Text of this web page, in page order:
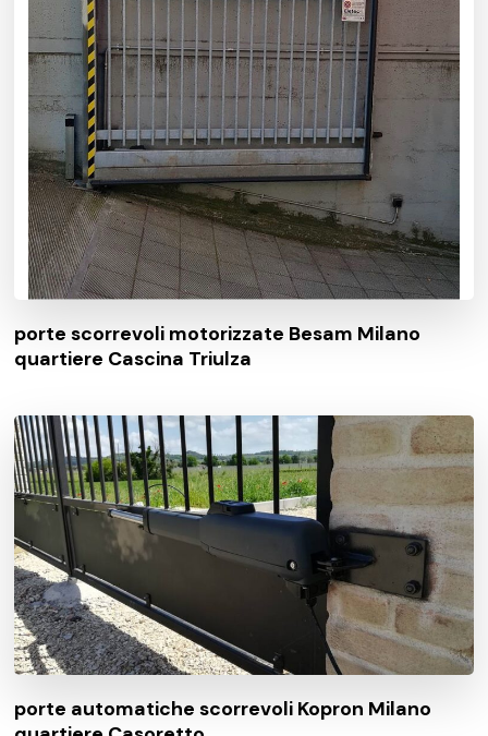
porte scorrevoli motorizzate Besam Milano
quartiere Cascina Triulza
porte automatiche scorrevoli Kopron Milano